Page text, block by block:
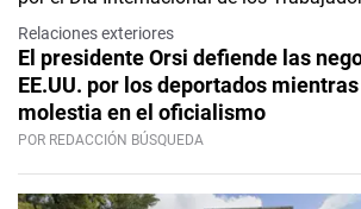
Relaciones exteriores
El presidente Orsi defiende las
EE.UU. por los deportados
molestia en el oficialismo
POR REDACCIÓN BÚSQUEDA